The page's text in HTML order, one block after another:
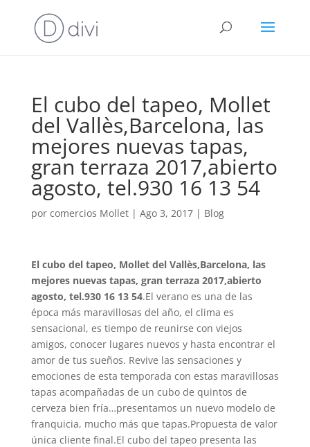
El cubo del tapeo, Mollet
del Vallès,Barcelona, las
mejores nuevas tapas,
gran terraza 2017,abierto
agosto, tel.930 16 13 54
por comercios Mollet| Ago 3, 2017| Blog
El cubo del tapeo, Mollet del Vallès,Barcelona, las
mejores nuevas tapas, gran terraza 2017,abierto
agosto, tel.930 16 13 54.El verano es una de las
época más maravillosas del año, el clima es
sensacional, es tiempo de reunirse con viejos
amigos, conocer lugares nuevos y hasta encontrar el
amor de tus sueños. Revive las sensaciones y
emociones de esta temporada con estas maravillosas
tapas acompañadas de un cubo de quintos de
cerveza bien fría…presentamos un nuevo modelo de
franquicia, mucho más que tapas.Propuesta de valor
única cliente final.El cubo del tapeo presenta las